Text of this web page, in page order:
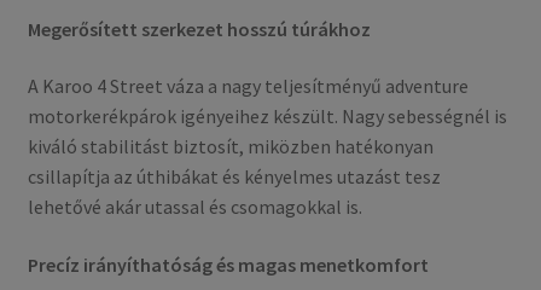
Megerősített szerkezet hosszú túrákhoz
A Karoo 4 Street váza a nagy teljesítményű adventure
motorkerékpárok igényeihez készült. Nagy sebességnél is
kiváló stabilitást biztosít, miközben hatékonyan
csillapítja az úthibákat és kényelmes utazást tesz
lehetővé akár utassal és csomagokkal is.
Precíz irányíthatóság és magas menetkomfort